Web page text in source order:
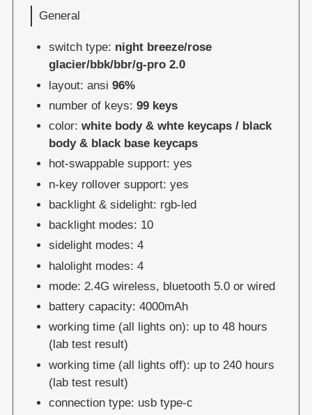
General
switch type: night breeze/rose
glacier/bbk/bbr/g-pro 2.0
layout: ansi 96%
number of keys: 99 keys
color: white body & whte keycaps / black
body & black base keycaps
hot-swappable support: yes
n-key rollover support: yes
backlight & sidelight: rgb-led
backlight modes: 10
sidelight modes: 4
halolight modes: 4
mode: 2.4G wireless, bluetooth 5.0 or wired
battery capacity: 4000mAh
working time (all lights on): up to 48 hours
(lab test result)
working time (all lights off): up to 240 hours
(lab test result)
connection type: usb type-c